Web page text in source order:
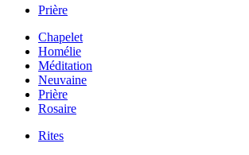
Prière
Chapelet
Homélie
Méditation
Neuvaine
Prière
Rosaire
Rites